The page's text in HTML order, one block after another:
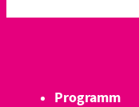
Programm